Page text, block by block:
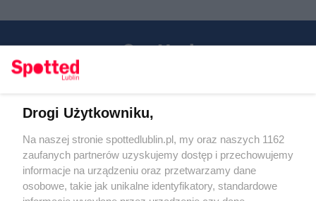
Regulamin
Polityka prywatności
RODO
Warunki korzystania z treści
Drogi Użytkowniku,
Na naszej stronie spottedlublin.pl, my oraz naszych 1162
zaufanych partnerów uzyskujemy dostęp i przechowujemy
informacje na urządzeniu oraz przetwarzamy dane
osobowe, takie jak unikalne identyfikatory, standardowe